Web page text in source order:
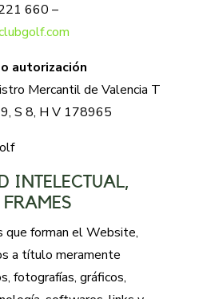
660 –
autorización
Mercantil de Valencia T
S 8, H V 178965
INTELECTUAL,
forman el Website,
a título meramente
fotografías, gráficos,